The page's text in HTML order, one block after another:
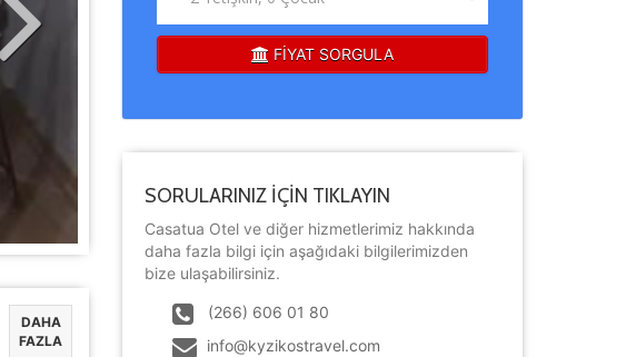
DAHA
FAZLA
FİYAT SORGULA
SORULARINIZ İÇİN TIKLAYIN
Casatua Otel ve diğer hizmetlerimiz hakkında
daha fazla bilgi için aşağıdaki bilgilerimizden
bize ulaşabilirsiniz.
(266) 606 01 80
info@kyzikostravel.com